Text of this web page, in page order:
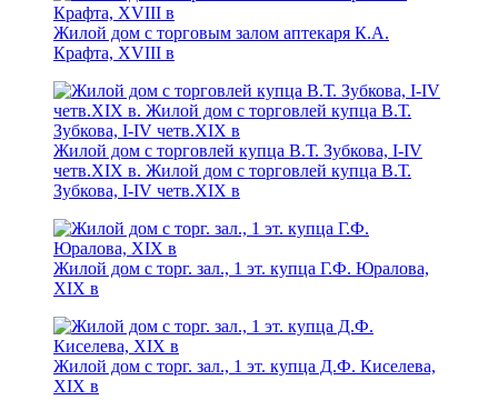
Жилой дом с торговым залом аптекаря К.А.
Крафта, XVIII в
Жилой дом с торговлей купца В.Т. Зубкова, I-IV
четв.XIX в. Жилой дом с торговлей купца В.Т.
Зубкова, I-IV четв.XIX в
Жилой дом с торг. зал., 1 эт. купца Г.Ф. Юралова,
XIX в
Жилой дом с торг. зал., 1 эт. купца Д.Ф. Киселева,
XIX в